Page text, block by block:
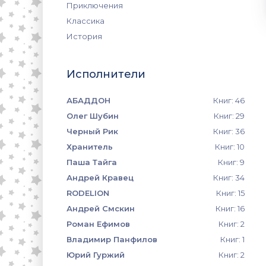
Приключения
Классика
История
Исполнители
АБАДДОН
Книг: 46
Олег Шубин
Книг: 29
Черный Рик
Книг: 36
Хранитель
Книг: 10
Паша Тайга
Книг: 9
Андрей Кравец
Книг: 34
RODELION
Книг: 15
Андрей Смскин
Книг: 16
Роман Ефимов
Книг: 2
Владимир Панфилов
Книг: 1
Юрий Гуржий
Книг: 2